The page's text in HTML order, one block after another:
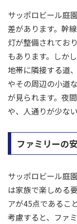
サッポロビール庭
差があります。幹
灯が整備されてお
もあります。しか
地帯に隣接する道
やその周辺の小道
が見られます。夜
や、人通りが少な
ファミリーの
サッポロビール庭
は家族で楽しめる
アが45点であるこ
考慮すると、ファ